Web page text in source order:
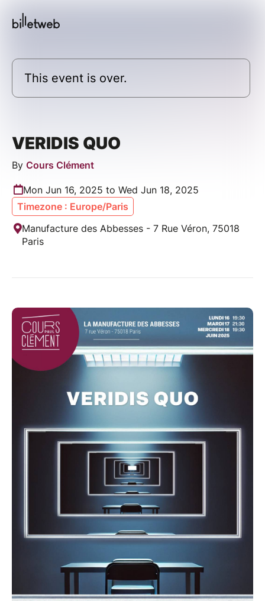
This event is over.
VERIDIS QUO
By Cours Clément
Mon Jun 16, 2025 to Wed Jun 18, 2025
Timezone : Europe/Paris
Manufacture des Abbesses - 7 Rue Véron, 75018
Paris